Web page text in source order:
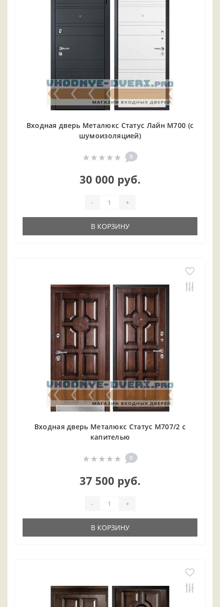
Входная дверь Металюкс Статус Лайн М700 (с
шумоизоляцией)
0
30 000 руб.
- +
В КОРЗИНУ
Входная дверь Металюкс Статус М707/2 с
капителью
0
37 500 руб.
- +
В КОРЗИНУ